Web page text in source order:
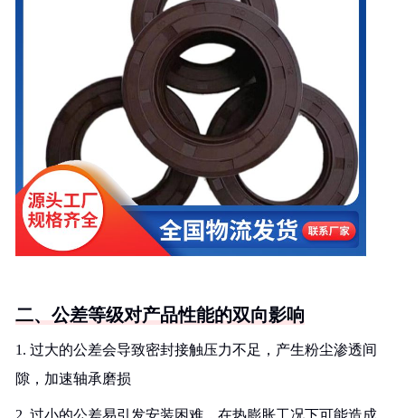
二、公差等级对产品性能的双向影响
1. 过大的公差会导致密封接触压力不足，产生粉尘渗透间
隙，加速轴承磨损
2. 过小的公差易引发安装困难，在热膨胀工况下可能造成